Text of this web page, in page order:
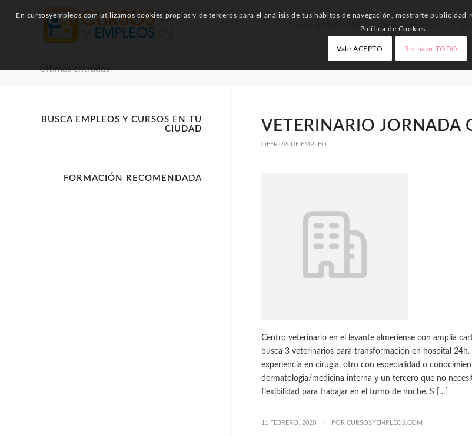
Cursos del INEM SEPE Ofertas de Empleo
Últimas entradas
VETERINARIO JORNADA
OFERTAS DE EMPLEO
Centro veterinario en el levante almeriense con amplia
busca 3 veterinarios para transformación en hospital
experiencia en cirugía, otro con especialidad o
dermatologia/medicina interna y un tercero que no
flexibilidad para trabajar en el turno de noche. S […]
11 FEBRERO, 2020 / POR CURSOSYEMPLEOS.COM
BUSCA EMPLEOS Y CURSOS EN TU
CIUDAD
FORMACIÓN RECOMENDADA
En cursosyempleos.com utilizamos cookies propias y de terceros para el análisis de tus hábitos de navegación, mostrarte
Política de Cookies.
Vale ACEPTO Rechazo TODO